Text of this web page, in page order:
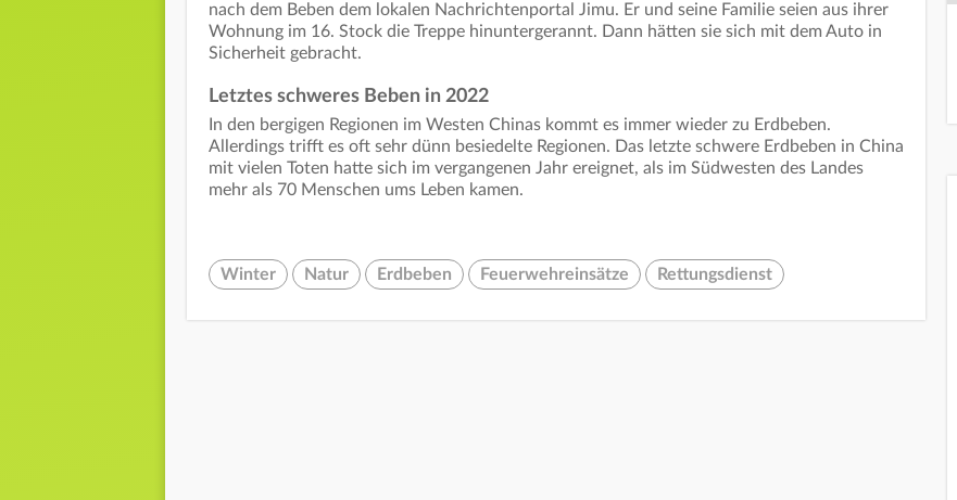
nach dem Beben dem lokalen Nachrichtenportal Jimu. Er und seine Familie seien aus ihrer
Wohnung im 16. Stock die Treppe hinuntergerannt. Dann hätten sie sich mit dem Auto in
Sicherheit gebracht.
Letztes schweres Beben in 2022
In den bergigen Regionen im Westen Chinas kommt es immer wieder zu Erdbeben.
Allerdings trifft es oft sehr dünn besiedelte Regionen. Das letzte schwere Erdbeben in China
mit vielen Toten hatte sich im vergangenen Jahr ereignet, als im Südwesten des Landes
mehr als 70 Menschen ums Leben kamen.
Winter Natur Erdbeben Feuerwehreinsätze Rettungsdienst